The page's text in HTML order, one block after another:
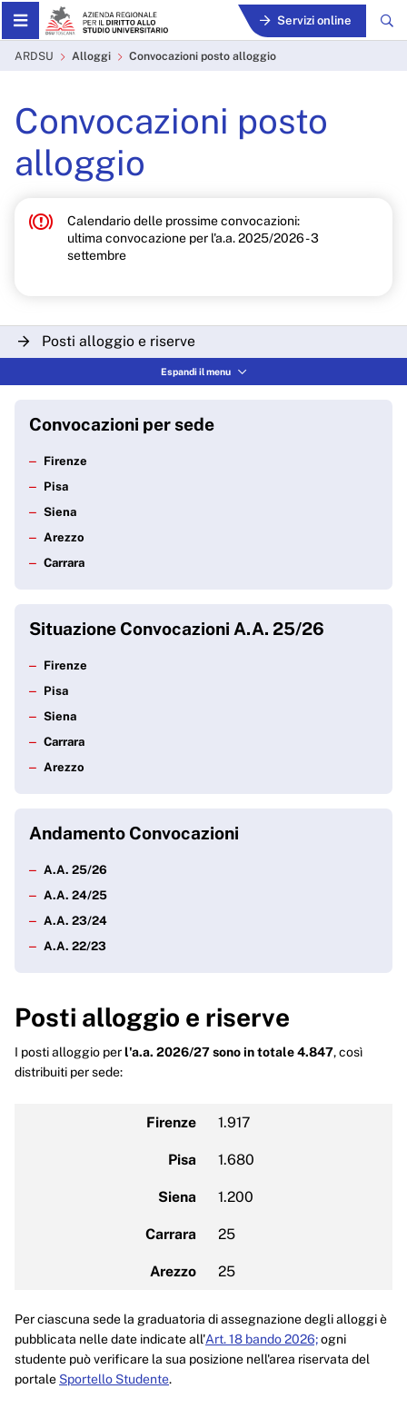
Skip to Main Content Servizi online
Convocazioni posto
ARDSU Alloggi Convocazioni posto alloggio
Convocazioni posto
alloggio
Calendario delle prossime convocazioni:
ultima convocazione per l'a.a. 2025/2026 - 3
settembre
Posti alloggio e riserve
Istruzioni per gli studenti convocati
Potrebbe interessarti
Posto alloggio
Espandi il menu
Posti alloggio e riserve
I posti alloggio per l'a.a. 2026/27 sono in totale 4.847, così
distribuiti per sede:
Firenze 1.917
Pisa 1.680
Siena 1.200
Carrara 25
Arezzo 25
Per ciascuna sede la graduatoria di assegnazione degli alloggi è
pubblicata nelle date indicate all'Art. 18 bando 2026;ogni
studente può verificare la sua posizione nell'area riservata del
portale Sportello Studente.
Convocazioni per sede
Firenze
Pisa
Siena
Arezzo
Carrara
Situazione Convocazioni A.A. 25/26
Firenze
Pisa
Siena
Carrara
Arezzo
Andamento Convocazioni
A.A. 25/26
A.A. 24/25
A.A. 23/24
A.A. 22/23